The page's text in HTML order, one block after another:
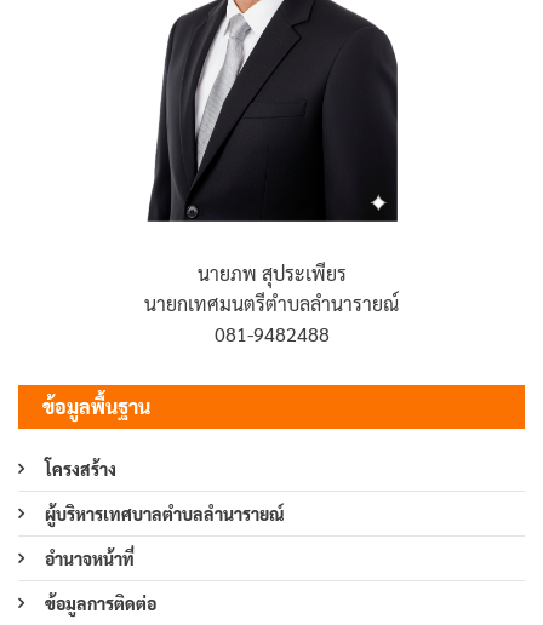
นายภพ สุประเพียร
นายกเทศมนตรีตำบลลำนารายณ์
081-9482488
ข้อมูลพื้นฐาน
โครงสร้าง
ผู้บริหารเทศบาลตำบลลำนารายณ์
อำนาจหน้าที่
ข้อมูลการติดต่อ